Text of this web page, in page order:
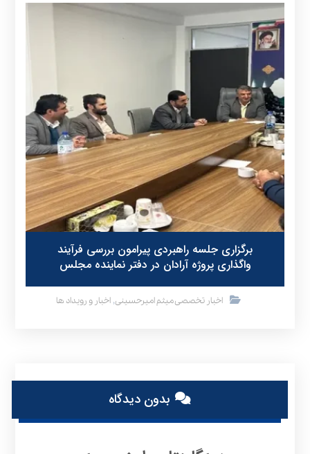
برگزاری جلسه راهبردی پیرامون بررسی فرآیند
واگذاری پروژه آرادان در دفتر نماینده مجلس
اخبار تخصصی میثم امیرحسینی,اخبار و رویداد ها
بدون دیدگاه